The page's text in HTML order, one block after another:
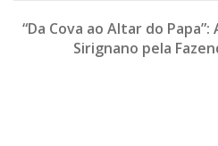
“Da Cova ao Altar do
Sirignano pela